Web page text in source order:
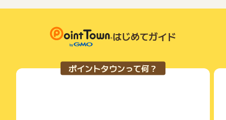
下記の事項に該当する場合、広告主側で対象外とみなし、「獲
・同一端末や同一世帯で、繰り返し利用不可のサービス・お買
い物を複数回ご利用された場合
・他のポイントサイトや比較サイト、検索サイトなどを経由し
ご利用前には、Cookieの削除をおこなっていただくことを推奨
します。
各サービス・お買い物の獲得ポイントや獲得条件、キャンペー
ン期間が予告なしに変更される場合がございますが、ご利用さ
条件を達成しているかどうかは各広告主ではなく、代理店が行
っているため、広告主はポイントに関する詳細を把握しており
はじめてガイド
ポイントタウンって何？